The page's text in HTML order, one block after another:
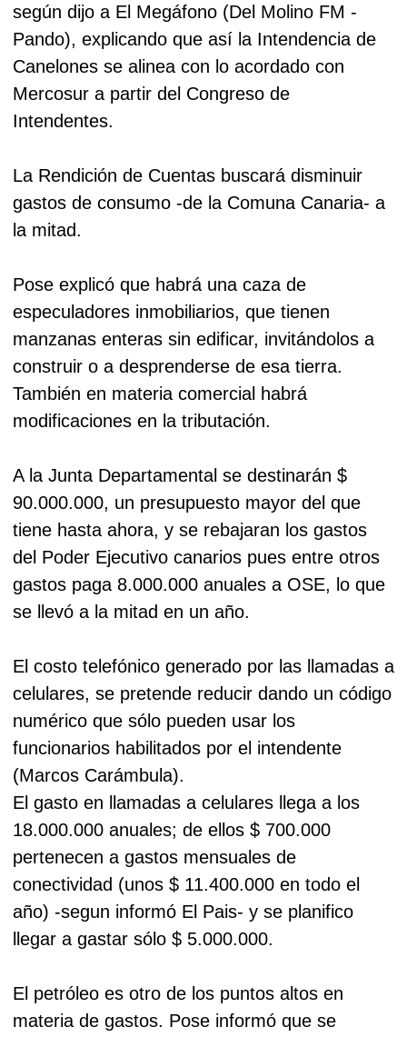
según dijo a El Megáfono (Del Molino FM -
Pando), explicando que así la Intendencia de
Canelones se alinea con lo acordado con
Mercosur a partir del Congreso de
Intendentes.
La Rendición de Cuentas buscará disminuir
gastos de consumo -de la Comuna Canaria- a
la mitad.
Pose explicó que habrá una caza de
especuladores inmobiliarios, que tienen
manzanas enteras sin edificar, invitándolos a
construir o a desprenderse de esa tierra.
También en materia comercial habrá
modificaciones en la tributación.
A la Junta Departamental se destinarán $
90.000.000, un presupuesto mayor del que
tiene hasta ahora, y se rebajaran los gastos
del Poder Ejecutivo canarios pues entre otros
gastos paga 8.000.000 anuales a OSE, lo que
se llevó a la mitad en un año.
El costo telefónico generado por las llamadas a
celulares, se pretende reducir dando un código
numérico que sólo pueden usar los
funcionarios habilitados por el intendente
(Marcos Carámbula).
El gasto en llamadas a celulares llega a los
18.000.000 anuales; de ellos $ 700.000
pertenecen a gastos mensuales de
conectividad (unos $ 11.400.000 en todo el
año) -segun informó El Pais- y se planifico
llegar a gastar sólo $ 5.000.000.
El petróleo es otro de los puntos altos en
materia de gastos. Pose informó que se